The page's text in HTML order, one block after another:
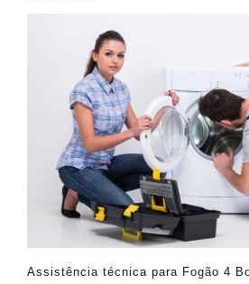
Assistência técnica para Fogão 4